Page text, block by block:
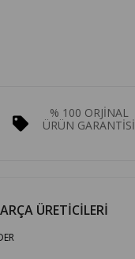
% 100 ORJİNAL
ÜRÜN GARANTİSİ
ÜRETİCİLERİ